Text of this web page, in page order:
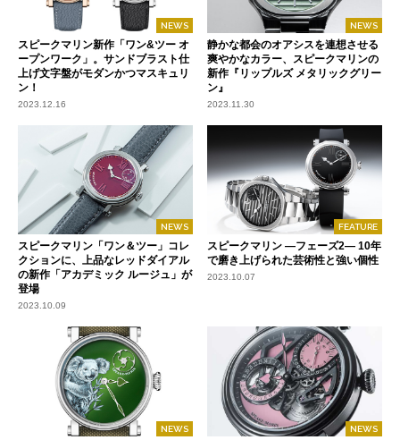
NEWS
スピークマリン新作「ワン&ツー オ
ープンワーク」。サンドブラスト仕
上げ文字盤がモダンかつマスキュリ
ン！
2023.12.16
NEWS
静かな都会のオアシスを連想させる
爽やかなカラー、スピークマリンの
新作『リップルズ メタリックグリー
ン』
2023.11.30
NEWS
スピークマリン「ワン＆ツー」コレ
クションに、上品なレッドダイアル
の新作「アカデミック ルージュ」が
登場
2023.10.09
FEATURE
スピークマリン ―フェーズ2― 10年
で磨き上げられた芸術性と強い個性
2023.10.07
NEWS NEWS